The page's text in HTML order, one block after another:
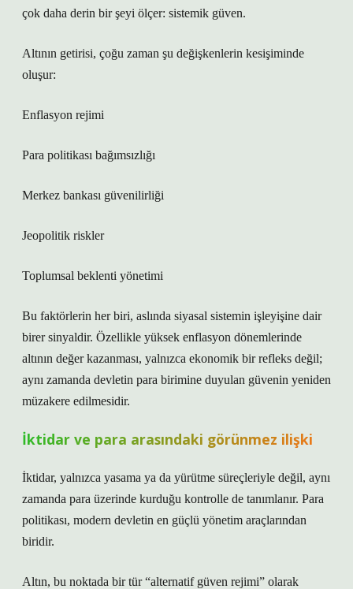
çok daha derin bir şeyi ölçer: sistemik güven.
Altının getirisi, çoğu zaman şu değişkenlerin kesişiminde
oluşur:
Enflasyon rejimi
Para politikası bağımsızlığı
Merkez bankası güvenilirliği
Jeopolitik riskler
Toplumsal beklenti yönetimi
Bu faktörlerin her biri, aslında siyasal sistemin işleyişine dair
birer sinyaldir. Özellikle yüksek enflasyon dönemlerinde
altının değer kazanması, yalnızca ekonomik bir refleks değil;
aynı zamanda devletin para birimine duyulan güvenin yeniden
müzakere edilmesidir.
İktidar ve para arasındaki görünmez ilişki
İktidar, yalnızca yasama ya da yürütme süreçleriyle değil, aynı
zamanda para üzerinde kurduğu kontrolle de tanımlanır. Para
politikası, modern devletin en güçlü yönetim araçlarından
biridir.
Altın, bu noktada bir tür “alternatif güven rejimi” olarak